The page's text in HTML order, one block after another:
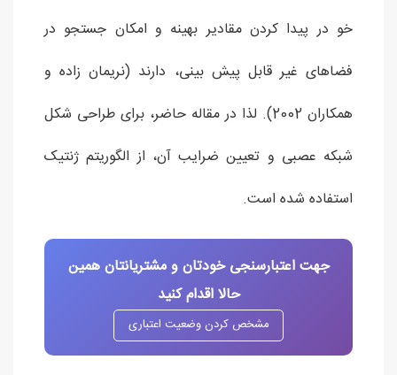
خو در پیدا کردن مقادیر بهینه و امکان جستجو در
فضاهای غیر قابل پیش بینی، دارند (نریمان زاده و
همکاران 2002). لذا در مقاله حاضر، برای طراحی شکل
شبکه عصبی و تعیین ضرایب آن، از الگوریتم ژنتیک
استفاده شده است.
جهت اعتبارسنجی خودتان و مشتریانتان همین
حالا اقدام کنید
مشخص کردن وضعیت اعتباری